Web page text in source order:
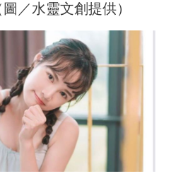
／水靈文創提供）